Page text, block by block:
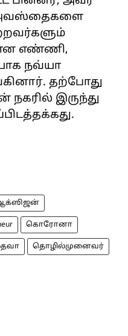
அவஸ்தைகளை
எண்ணி,
நவ்யா
தற்போது
இருந்து
கொரோனா
தொழில்முனைவர்